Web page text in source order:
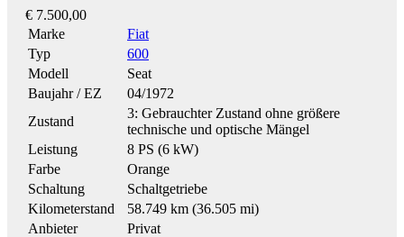
€ 7.500,00
Marke
Fiat
Typ
600
Modell
Seat
Baujahr / EZ
04/1972
Zustand
3: Gebrauchter Zustand ohne größere
technische und optische Mängel
Leistung
8 PS (6 kW)
Farbe
Orange
Schaltung
Schaltgetriebe
Kilometerstand
58.749 km (36.505 mi)
Anbieter
Privat